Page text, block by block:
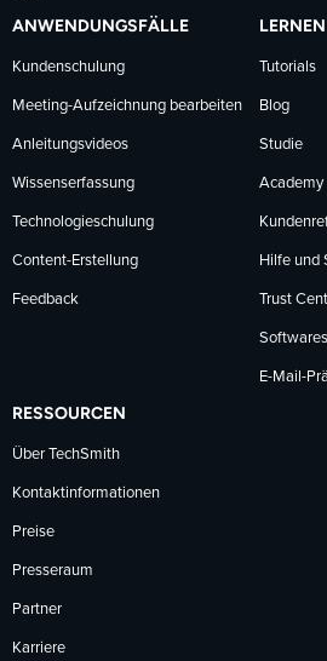
ANWENDUNGSFÄLLE
Kundenschulung
Meeting-Aufzeichnung bearbeiten
Anleitungsvideos
Wissenserfassung
Technologieschulung
Content-Erstellung
Feedback
Tutorials
Blog
Studie
Academy
Hilfe und
Trust
E-Mail-
RESSOURCEN
Über TechSmith
Kontaktinformationen
Preise
Presseraum
Partner
Karriere